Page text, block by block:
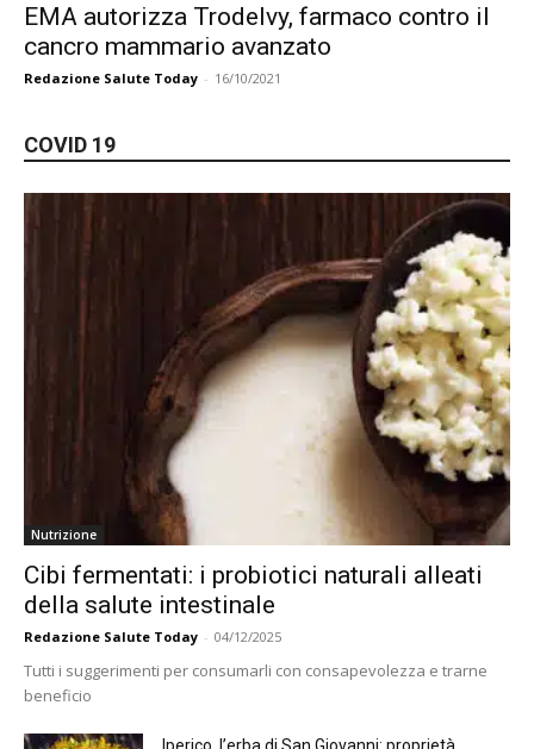
EMA autorizza Trodelvy, farmaco contro il
cancro mammario avanzato
Redazione Salute Today - 16/10/2021
COVID 19
Nutrizione
Cibi fermentati: i probiotici naturali alleati
della salute intestinale
Redazione Salute Today - 04/12/2025
Tutti i suggerimenti per consumarli con consapevolezza e trarne
beneficio